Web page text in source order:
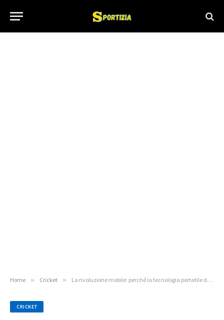
Home » Cricket » La rivoluzione mobile: perché la tecnologia portatile domina il settore dell’intrattenimento digitale
CRICKET